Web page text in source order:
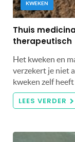
KWEKEN
Thuis
therapeutisch
Het kweken en
verzekert je niet
kweken zelf
LEES VERDER